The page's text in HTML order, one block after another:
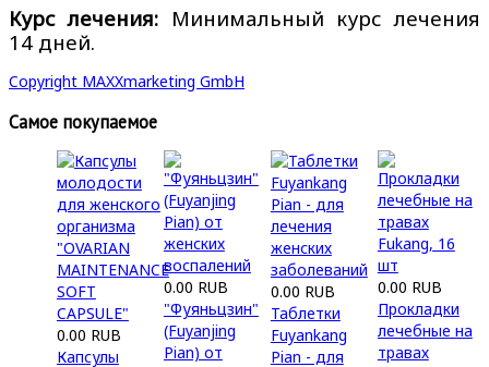
Курс лечения: Минимальный курс лечения
14 дней.
Copyright MAXXmarketing GmbH
Самое покупаемое
0.00 RUB
Капсулы
0.00 RUB
"Фуяньцзин"
(Fuyanjing
Pian) от
0.00 RUB
Таблетки
Fuyankang
Pian - для
0.00 RUB
Прокладки
лечебные на
травах